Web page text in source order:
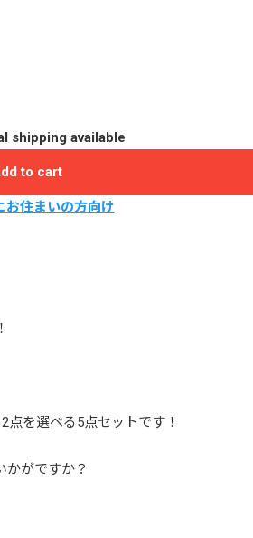
shipping available
to cart
お住まいの方向け
を選べる5点セットです！
かがですか？